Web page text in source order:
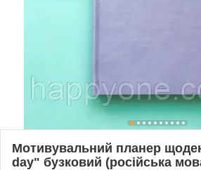
Мотивувальний планер
day" бузковий (російська